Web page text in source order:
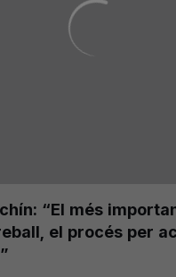
“El més
el procés per